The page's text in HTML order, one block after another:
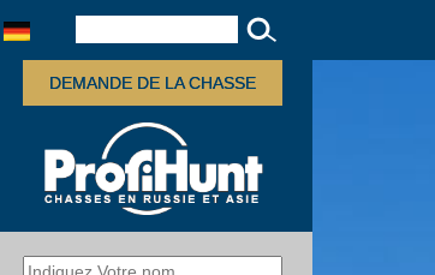
DEMANDE DE LA CHASSE